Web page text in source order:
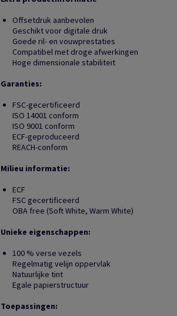
Offsetdruk aanbevolen
Geschikt voor digitale druk
Goede ril- en vouwprestaties
Compatibel met droge afwerkingen
Hoge dimensionale stabiliteit
Garanties:
FSC-gecertificeerd
ISO 14001 conform
ISO 9001 conform
ECF-geproduceerd
REACH-conform
Milieu informatie:
ECF
FSC gecertificeerd
OBA free (Soft White, Warm White)
Unieke eigenschappen:
100 % verse vezels
Regelmatig velijn oppervlak
Natuurlijke tint
Egale papierstructuur
Toepassingen: